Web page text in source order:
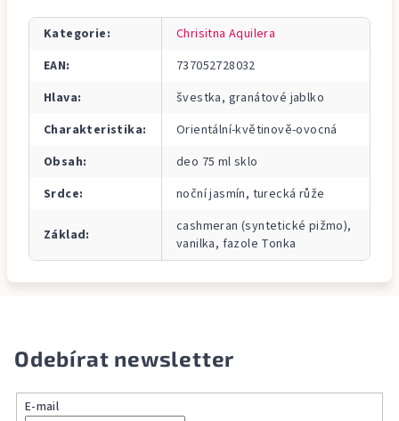
Kategorie:
Chrisitna Aquilera
EAN:
737052728032
Hlava:
švestka, granátové jablko
Charakteristika:
Orientální-květinově-ovocná
Obsah:
deo 75 ml sklo
Srdce: noční jasmín, turecká růže
Základ:
cashmeran (syntetické pižmo),
vanilka, fazole Tonka
Odebírat newsletter
E-mail